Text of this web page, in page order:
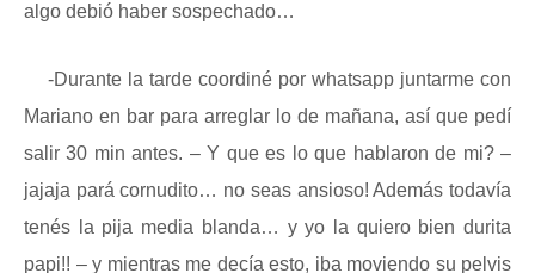
algo debió haber sospechado…
-Durante la tarde coordiné por whatsapp juntarme con
Mariano en bar para arreglar lo de mañana, así que pedí
salir 30 min antes. – Y que es lo que hablaron de mi? –
jajaja pará cornudito… no seas ansioso! Además todavía
tenés la pija media blanda… y yo la quiero bien durita
papi!! – y mientras me decía esto, iba moviendo su pelvis